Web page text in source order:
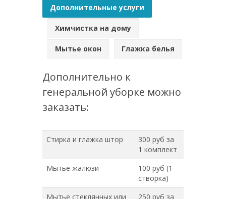
Дополнительные услуги
Химчистка на дому
Мытье окон Глажка белья
Дополнительно к
генеральной уборке можно
заказать:
Стирка и глажка штор
300 руб за
1 комплект
Мытье жалюзи
100 руб (1
створка)
Мытье стеклянных или
250 руб за